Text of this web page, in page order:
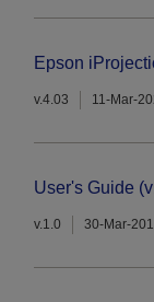
Epson
v.4.03 11-Mar-
User's Guide
v.1.0 30-Mar-